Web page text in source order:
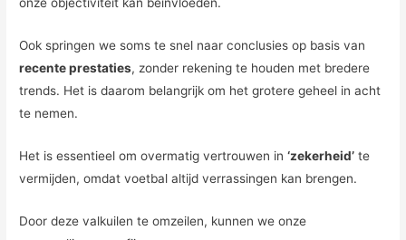
Ook springen we soms te snel naar conclusies op basis van
recente prestaties, zonder rekening te houden met bredere
trends. Het is daarom belangrijk om het grotere geheel in acht
te nemen.
Het is essentieel om overmatig vertrouwen in‘zekerheid’ te
vermijden, omdat voetbal altijd verrassingen kan brengen.
Door deze valkuilen te omzeilen, kunnen we onze